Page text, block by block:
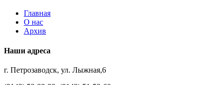
Главная
О нас
Архив
Наши адреса
г. Петрозаводск, ул. Лыжная,6